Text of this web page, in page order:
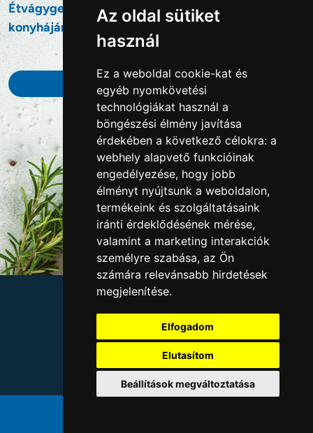
Az oldal sütiket
használ
Ez a weboldal cookie-kat és
egyéb nyomkövetési
technológiákat használ a
böngészési élmény javítása
érdekében a következő célokra: a
webhely alapvető funkcióinak
engedélyezése, hogy jobb
élményt nyújtsunk a weboldalon,
termékeink és szolgáltatásaink
iránti érdeklődésének mérése,
valamint a marketing interakciók
személyre szabása, az Ön
számára relevánsabb hirdetések
megjelenítése.
Elfogadom
Elutasítom
Beállítások megváltoztatása
Étvágygerjesztő fogásokból nincs hiány a Gyulahús
konyháján!
2026. AUGUSZTUS
Allergének
Adatvédelem
Cégadatok
Kapcsolat
Állásajánlatok
Étlap